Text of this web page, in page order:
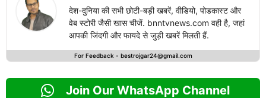
देश-दुनिया की सभी छोटी-बड़ी खबरें, वीडियो, पोडकास्ट और
वेब स्टोरी जैसी खास चीजें. bnntvnews.com वही है, जहां
आपकी जिंदगी और फायदे से जुड़ी खबरें मिलती हैं.
For Feedback - bestrojgar24@gmail.com
Join Our WhatsApp Channel